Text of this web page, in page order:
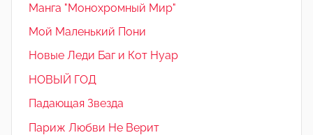
Манга "Монохромный Мир"
Мой Маленький Пони
Новые Леди Баг и Кот Нуар
НОВЫЙ ГОД
Падающая Звезда
Париж Любви Не Верит